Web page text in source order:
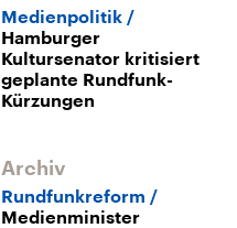
Medienpolitik
Hamburger
Kultursenator kritisiert
geplante Rundfunk-
Kürzungen
Archiv
Rundfunkreform
Medienminister